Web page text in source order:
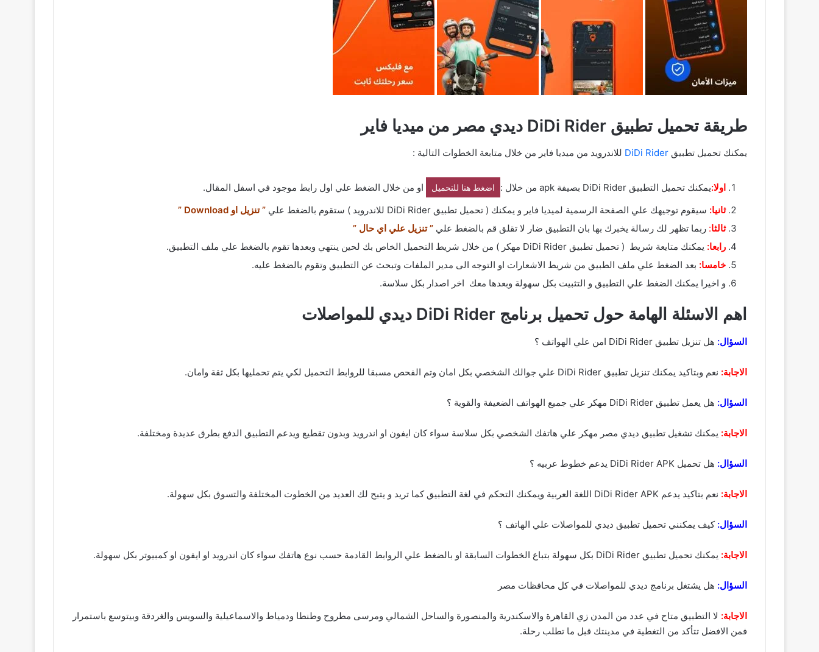
طريقة تحميل تطبيق DiDi Rider ديدي مصر من ميديا فاير
يمكنك تحميل تطبيق DiDi Rider للاندرويد من ميديا فاير من خلال متابعة الخطوات التالية :
اولا:يمكنك تحميل التطبيق DiDi Rider بصيفة apk من خلال : اضغط هنا للتحميل
او من خلال الضغط علي اول رابط موجود في اسفل المقال.
ثانيا: سيقوم توجيهك علي الصفحة الرسمية لميديا فاير و يمكنك ( تحميل تطبيق DiDi Rider للاندرويد ) ستقوم بالضغط علي
” تنزيل او Download ”
ثالثا: ربما تظهر لك رسالة يخبرك بها بان التطبيق ضار لا تقلق قم بالضغط علي ” تنزيل علي اي حال ”
رابعا: يمكنك متايعة شريط ( تحميل تطبيق DiDi Rider مهكر ) من خلال شريط التحميل الخاص بك لحين ينتهي وبعدها تقوم بالضغط علي ملف التطبيق.
خامسا: بعد الضغط علي ملف الطبيق من شريط الاشعارات او التوجه الى مدير الملفات وتبحث عن التطبيق وتقوم بالضغط عليه.
و اخيرا يمكنك الضغط علي التطبيق و التثبيت بكل سهولة وبعدها معك اخر اصدار بكل سلاسة.
اهم الاسئلة الهامة حول تحميل برنامج DiDi Rider ديدي للمواصلات
السؤال: هل تنزيل تطبيق DiDi Rider امن علي الهواتف ؟
الاجابة: نعم وبتاكيد يمكنك تنزيل تطبيق DiDi Rider علي جوالك الشخصي بكل امان وتم الفحص مسبقا للروابط التحميل لكي يتم تحمليها بكل ثقة وامان.
السؤال: هل يعمل تطبيق DiDi Rider مهكر علي جميع الهواتف الضعيفة والقوية ؟
الاجابة: يمكنك تشغيل تطبيق ديدي مصر مهكر علي هاتفك الشخصي بكل سلاسة سواء كان ايفون او اندرويد وبدون تقطيع ويدعم التطبيق الدفع بطرق عديدة ومختلفة.
السؤال: هل تحميل DiDi Rider APK يدعم خطوط عربيه ؟
الاجابة: نعم بتاكيد يدعم DiDi Rider APK اللغة العربية ويمكنك التحكم في لغة التطبيق كما تريد و يتبح لك العديد من الخطوت المختلفة والتسوق بكل سهولة.
السؤال:كيف يمكنني تحميل تطبيق ديدي للمواصلات علي الهاتف ؟
الاجابة: يمكنك تحميل تطبيق DiDi Rider بكل سهولة بتباع الخطوات السابقة او بالضغط علي الروابط القادمة حسب نوع هاتفك سواء كان اندرويد او ايفون او كمبيوتر بكل سهولة.
السؤال: هل يشتغل برنامج ديدي للمواصلات في كل محافظات مصر
الاجابة: لا التطبيق متاح في عدد من المدن زي القاهرة والاسكندرية والمنصورة والساحل الشمالي ومرسى مطروح وطنطا ودمياط والاسماعيلية والسويس والغردقة وبيتوسع باستمرار
فمن الافضل تتأكد من التغطية في مدينتك قبل ما تطلب رحلة.